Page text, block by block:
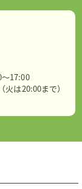
17:00
は20:00まで）